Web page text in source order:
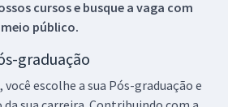
cursos e busque a vaga com
público.
graduação
escolhe a sua Pós-graduação e